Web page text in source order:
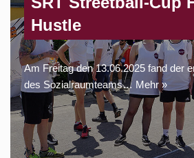
Hustle
Am Freitag den 13.06.2025 fand der
des Sozialraumteams… Mehr »